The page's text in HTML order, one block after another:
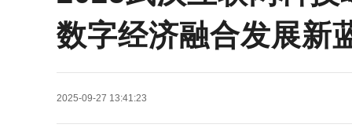
数字经济融合发展新
2025-09-27 13:41:23